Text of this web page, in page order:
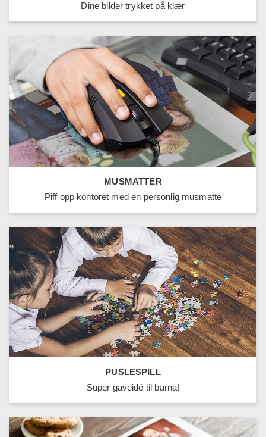
Dine bilder trykket på klær
MUSMATTER
Piff opp kontoret med en personlig musmatte
PUSLESPILL
Super gaveidé til barna!